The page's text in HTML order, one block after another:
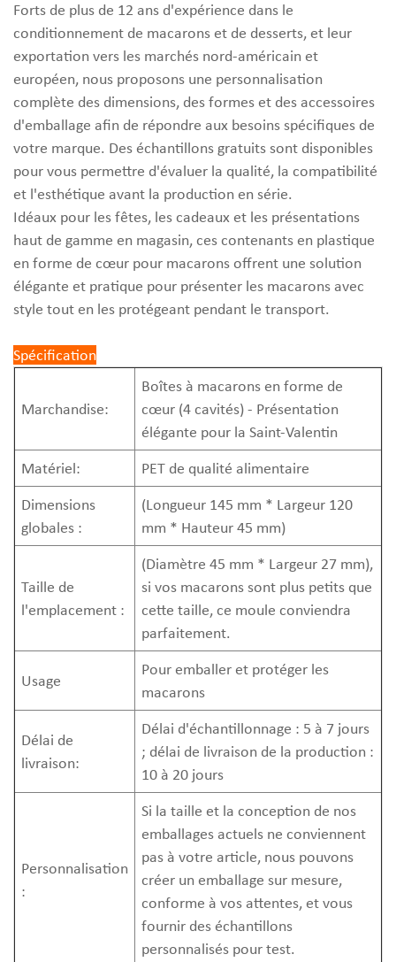
Forts de plus de 12 ans d'expérience dans le
conditionnement de macarons et de desserts, et leur
exportation vers les marchés nord-américain et
européen, nous proposons une personnalisation
complète des dimensions, des formes et des accessoires
d'emballage afin de répondre aux besoins spécifiques de
votre marque. Des échantillons gratuits sont disponibles
pour vous permettre d'évaluer la qualité, la compatibilité
et l'esthétique avant la production en série.
Idéaux pour les fêtes, les cadeaux et les présentations
haut de gamme en magasin, ces contenants en plastique
en forme de cœur pour macarons offrent une solution
élégante et pratique pour présenter les macarons avec
style tout en les protégeant pendant le transport.
Spécification
Marchandise:
Boîtes à macarons en forme de
cœur (4 cavités) - Présentation
élégante pour la Saint-Valentin
Matériel:
PET de qualité alimentaire
Dimensions
globales :
(Longueur 145 mm * Largeur 120
mm * Hauteur 45 mm)
Taille de
l'emplacement :
(Diamètre 45 mm * Largeur 27 mm),
si vos macarons sont plus petits que
cette taille, ce moule conviendra
parfaitement.
Usage
Pour emballer et protéger les
macarons
Délai de
livraison:
Délai d'échantillonnage : 5 à 7 jours
; délai de livraison de la production :
10 à 20 jours
Personnalisation
:
Si la taille et la conception de nos
emballages actuels ne conviennent
pas à votre article, nous pouvons
créer un emballage sur mesure,
conforme à vos attentes, et vous
fournir des échantillons
personnalisés pour test.